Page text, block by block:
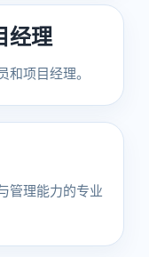
经理
项目经理。
管理能力的专业